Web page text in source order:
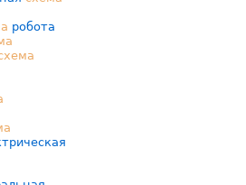
робота